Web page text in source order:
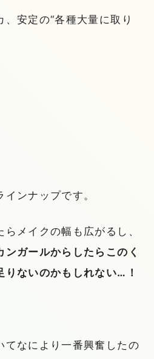
安定の“各種大量に取り
ンナップです。
メイクの幅も広がるし、
ガールからしたらこのく
りないのかもしれない…！
てなにより一番興奮したの